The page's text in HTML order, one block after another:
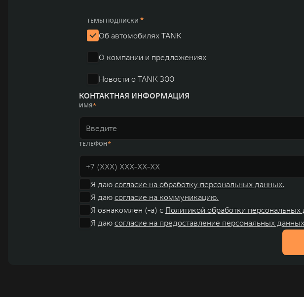
ТЕМЫ ПОДПИСКИ *
Об автомобилях TANK
О компании и предложениях
Новости о TANK 300
КОНТАКТНАЯ ИНФОРМАЦИЯ
ИМЯ
ТЕЛЕФОН
Я даю согласие на обработку персональных данных.
Я даю согласие на коммуникацию.
Я ознакомлен (-а) с Политикой обработки персональных
Я даю согласие на предоставление персональных